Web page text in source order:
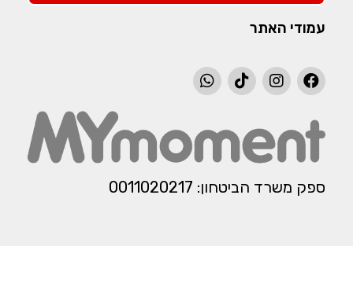
עמודי האתר
ספק משרד הביטחון: 0011020217​​